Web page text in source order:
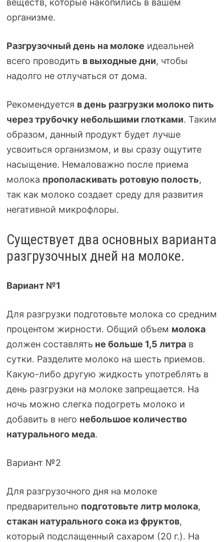
веществ, которые накопились в вашем
организме.
Разгрузочный день на молоке идеальней
всего проводить в выходные дни, чтобы
надолго не отлучаться от дома.
Рекомендуется в день разгрузки молоко пить
через трубочку небольшими глотками. Таким
образом, данный продукт будет лучше
усвоиться организмом, и вы сразу ощутите
насыщение. Немаловажно после приема
молока прополаскивать ротовую полость,
так как молоко создает среду для развития
негативной микрофлоры.
Существует два основных варианта
разгрузочных дней на молоке.
Вариант №1
Для разгрузки подготовьте молока со средним
процентом жирности. Общий объем молока
должен составлять не больше 1,5 литрав
сутки. Разделите молоко на шесть приемов.
Какую-либо другую жидкость употреблять в
день разгрузки на молоке запрещается. На
ночь можно слегка подогреть молоко и
добавить в него небольшое количество
натурального меда.
Вариант №2
Для разгрузочного дня на молоке
предварительно подготовьте литр молока,
стакан натурального сока из фруктов,
который подслащенный сахаром (20 г.). На